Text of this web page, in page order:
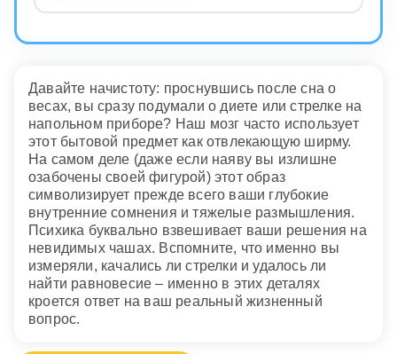
Давайте начистоту: проснувшись после сна о
весах, вы сразу подумали о диете или стрелке на
напольном приборе? Наш мозг часто использует
этот бытовой предмет как отвлекающую ширму.
На самом деле (даже если наяву вы излишне
озабочены своей фигурой) этот образ
символизирует прежде всего ваши глубокие
внутренние сомнения и тяжелые размышления.
Психика буквально взвешивает ваши решения на
невидимых чашах. Вспомните, что именно вы
измеряли, качались ли стрелки и удалось ли
найти равновесие – именно в этих деталях
кроется ответ на ваш реальный жизненный
вопрос.